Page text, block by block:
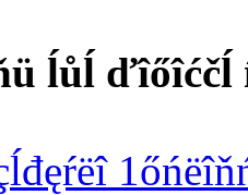
ĺůĺ ďîőîćčĺ